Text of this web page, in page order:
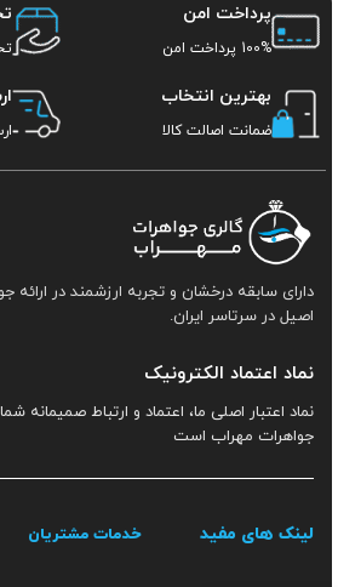
پرداخت امن
100% پرداخت امن
بهترین انتخاب
ضمانت اصالت کالا
دارای سابقه درخشان و تجربه ارزشمند در ارائه
اصیل در سرتاسر ایران.
نماد اعتماد الکترونیک
نماد اعتبار اصلی ما، اعتماد و ارتباط صمیمانه
جواهرات مهراب است
لینک های مفید خدمات مشتریان